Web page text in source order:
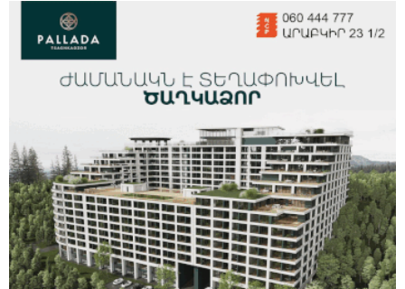
21:02:28 10-08-2026
Ամփոփվեցին Junius-ի արդյունքները․
առջևում նոր մրցափուլն է
20:44:42 10-08-2026
Ադրբեջանում երկրաշարժ է գրանցվել
20:25:34 10-08-2026